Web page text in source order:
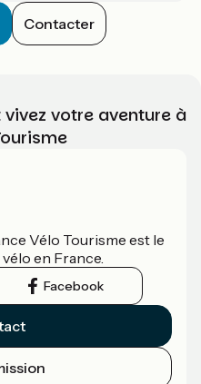
Contacter
vivez votre aventure à
Vélo Tourisme est le
en France.
Facebook